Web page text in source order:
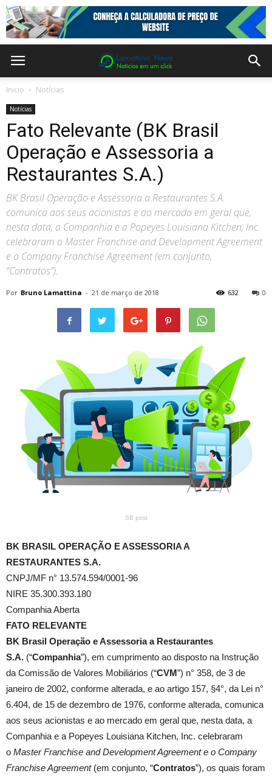
Inicio Notícias
Notícias
Fato Relevante (BK Brasil
Operação e Assessoria a
Restaurantes S.A.)
BK Brasil Operação e Assessoria a Restaurantes S.A.
comunica aos seus acionistas e ao mercado em geral que,
nesta data, a Companhia e a Popeyes Louisiana Kitchen, Inc.
celebraram o Master Franchise and Development Agreement
e o Company Franchise Agreement (em conjunto,
“Contratos”).
Por Bruno Lamattina - 21 de março de 2018 0
632
SB post
BK BRASIL OPERAÇÃO E ASSESSORIA A
RESTAURANTES S.A.
CNPJ/MF n° 13.574.594/0001-96
NIRE 35.300.393.180
Companhia Aberta
FATO RELEVANTE
BK Brasil Operação e Assessoria a Restaurantes
S.A. (“Companhia”), em cumprimento ao disposto na Instrução
da Comissão de Valores Mobiliários (“CVM”) n° 358, de 3 de
janeiro de 2002, conforme alterada, e ao artigo 157, §4°, da Lei n°
6.404, de 15 de dezembro de 1976, conforme alterada, comunica
aos seus acionistas e ao mercado em geral que, nesta data, a
Companhia e a Popeyes Louisiana Kitchen, Inc. celebraram
o Master Franchise and Development Agreement e o Company
Franchise Agreement(em conjunto, “Contratos”), os quais foram